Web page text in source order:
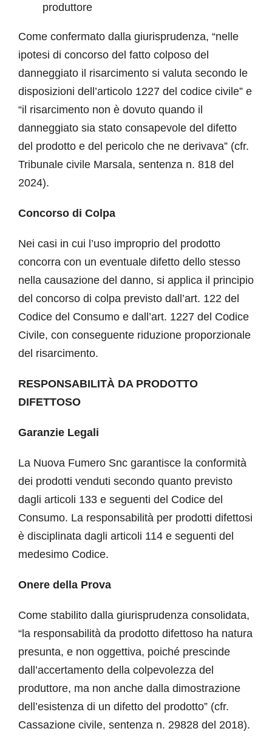
produttore
Come confermato dalla giurisprudenza, “nelle
ipotesi di concorso del fatto colposo del
danneggiato il risarcimento si valuta secondo le
disposizioni dell’articolo 1227 del codice civile” e
“il risarcimento non è dovuto quando il
danneggiato sia stato consapevole del difetto
del prodotto e del pericolo che ne derivava” (cfr.
Tribunale civile Marsala, sentenza n. 818 del
2024).
Concorso di Colpa
Nei casi in cui l’uso improprio del prodotto
concorra con un eventuale difetto dello stesso
nella causazione del danno, si applica il principio
del concorso di colpa previsto dall’art. 122 del
Codice del Consumo e dall’art. 1227 del Codice
Civile, con conseguente riduzione proporzionale
del risarcimento.
RESPONSABILITÀ DA PRODOTTO
DIFETTOSO
Garanzie Legali
La Nuova Fumero Snc garantisce la conformità
dei prodotti venduti secondo quanto previsto
dagli articoli 133 e seguenti del Codice del
Consumo. La responsabilità per prodotti difettosi
è disciplinata dagli articoli 114 e seguenti del
medesimo Codice.
Onere della Prova
Come stabilito dalla giurisprudenza consolidata,
“la responsabilità da prodotto difettoso ha natura
presunta, e non oggettiva, poiché prescinde
dall’accertamento della colpevolezza del
produttore, ma non anche dalla dimostrazione
dell’esistenza di un difetto del prodotto” (cfr.
Cassazione civile, sentenza n. 29828 del 2018).